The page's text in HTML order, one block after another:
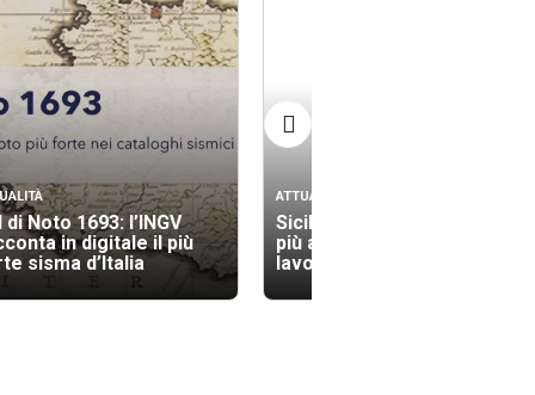
di Noto 1693: l’INGV
in digitale il più
sisma d’Italia
ATTUALITÀ
Sicilia tra le regioni con il
più alto indice di morti sul
lavoro